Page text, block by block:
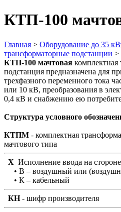
КТП-100
Главная > Оборудование до 35
трансформаторные подстанции >
КТП-100 мачтовая комплектная
подстанция предназначена для
трехфазного переменного тока
или 10 кВ, преобразования в
0,4 кВ и снабжению ею
Структура условного
КТПМ - комплектная
мачтового типа
X Исполнение ввода на
• В – воздушный или
• К – кабельный
КН- шифр производителя